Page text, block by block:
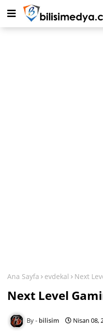
Ana Sayfa evdekal Next
Next Level
bilisim Nisan 08,